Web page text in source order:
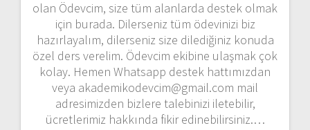
olan Ödevcim, size tüm alanlarda destek olmak
için burada. Dilerseniz tüm ödevinizi biz
hazırlayalım, dilerseniz size dilediğiniz konuda
özel ders verelim. Ödevcim ekibine ulaşmak çok
kolay. Hemen Whatsapp destek hattımızdan
veya akademikodevcim@gmail.com mail
adresimizden bizlere talebinizi iletebilir,
ücretlerimiz hakkında fikir edinebilirsiniz.…